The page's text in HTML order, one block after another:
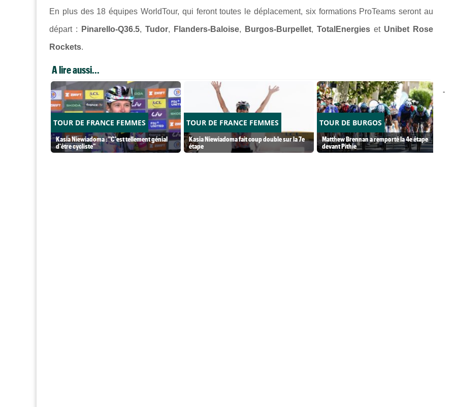
En plus des 18 équipes WorldTour, qui feront toutes le déplacement, six formations ProTeams seront au
départ : Pinarello-Q36.5, Tudor, Flanders-Baloise, Burgos-Burpellet, TotalEnergies etUnibet Rose
Rockets.
A lire aussi...
TOUR DE FRANCE FEMMES
Kasia Niewiadoma : "C'est tellement génial
d'être cycliste"
TOUR DE FRANCE FEMMES
Kasia Niewiadoma fait coup double sur la 7e
étape
TOUR DE BURGOS
Matthew Brennan a remporté la 4e étape
devant Pithie
-